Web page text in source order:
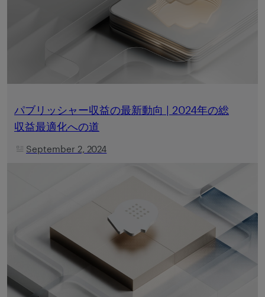
パブリッシャー収益の最新動向 | 2024年の総
収益最適化への道
September 2, 2024